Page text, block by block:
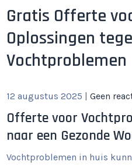
Gratis Offerte
Oplossingen
Vochtproblemen
12 augustus 2025 |Geen
Offerte voor
naar een Gezonde
Vochtproblemen in huis